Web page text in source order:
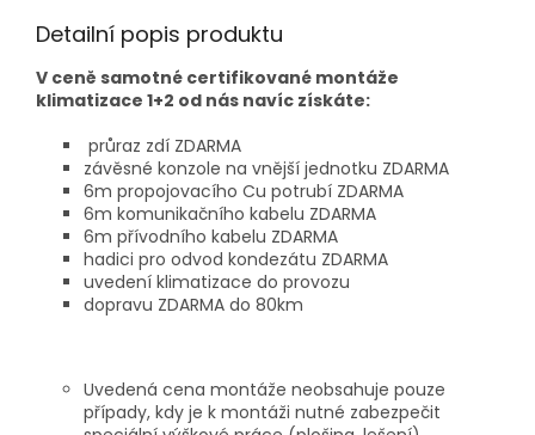
Detailní popis produktu
V ceně samotné certifikované montáže
klimatizace 1+2 od nás navíc získáte:
průraz zdí ZDARMA
závěsné konzole na vnější jednotku ZDARMA
6m propojovacího Cu potrubí ZDARMA
6m komunikačního kabelu ZDARMA
6m přívodního kabelu ZDARMA
hadici pro odvod kondezátu ZDARMA
uvedení klimatizace do provozu
dopravu ZDARMA do 80km
Uvedená cena montáže neobsahuje pouze
případy, kdy je k montáži nutné zabezpečit